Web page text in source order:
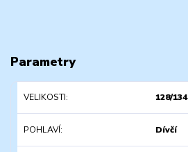
Parametry
VELIKOSTI 128/134
POHLAVÍ Dívčí